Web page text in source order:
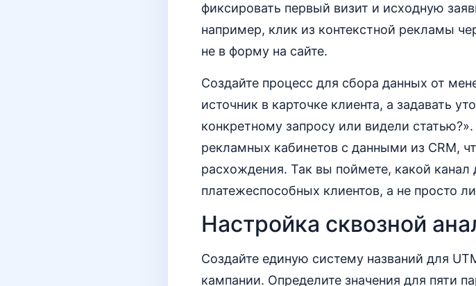
фиксировать первый визит и исходную
например, клик из контекстной рекламы
не в форму на сайте.
Создайте процесс для сбора данных от
источник в карточке клиента, а задавать
конкретному запросу или видели
рекламных кабинетов с данными из CRM,
расхождения. Так вы поймете, какой канал
платежеспособных клиентов, а не просто
Настройка сквозной
Создайте единую систему названий для
кампании. Определите значения для пяти